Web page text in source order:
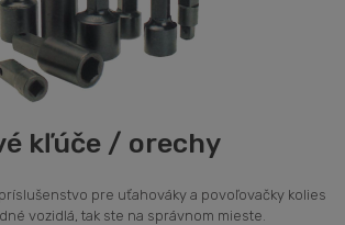
kľúče / orechy
pre uťahováky a povoľovačky kolies
vozidlá, tak ste na správnom mieste.